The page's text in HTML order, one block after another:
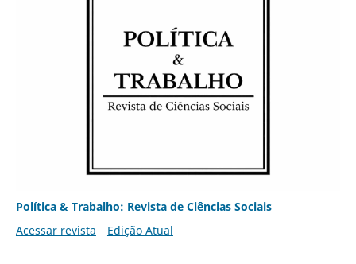
Política & Trabalho: Revista de Ciências Sociais
Acessar revista
Edição Atual